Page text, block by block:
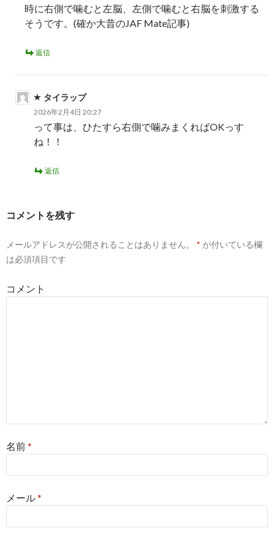
時に右側で噛むと左脳、左側で噛むと右脳を刺激する
そうです。(確か大昔のJAF Mate記事)
返信
タイラップ
2026年2月4日 20:27
って事は、ひたすら右側で噛みまくればOKっす
ね！！
返信
コメントを残す
メールアドレスが公開されることはありません。 * が付いている欄
は必須項目です
コメント
名前*
メール*